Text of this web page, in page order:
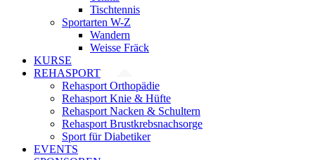
Tischtennis
Sportarten W-Z
Wandern
Weisse Fräck
KURSE
REHASPORT
Rehasport Orthopädie
Rehasport Knie & Hüfte
Rehasport Nacken & Schultern
Rehasport Brustkrebsnachsorge
Sport für Diabetiker
EVENTS